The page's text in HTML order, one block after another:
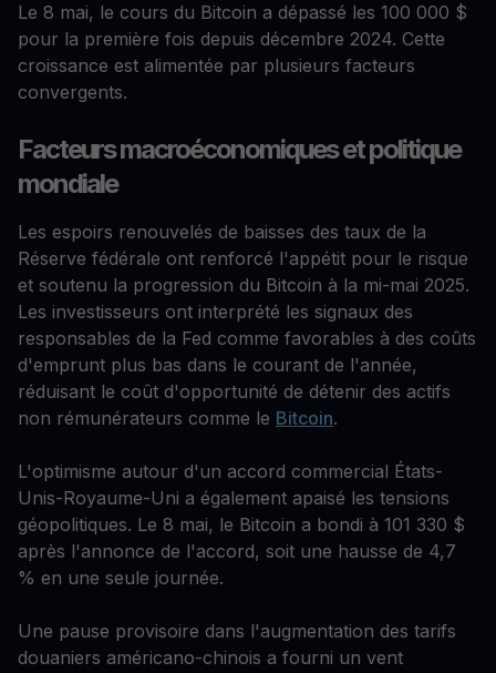
Le 8 mai, le cours du Bitcoin a dépassé les 100 000 $
pour la première fois depuis décembre 2024. Cette
croissance est alimentée par plusieurs facteurs
convergents.
Facteurs macroéconomiques et politique
mondiale
Les espoirs renouvelés de baisses des taux de la
Réserve fédérale ont renforcé l'appétit pour le risque
et soutenu la progression du Bitcoin à la mi-mai 2025.
Les investisseurs ont interprété les signaux des
responsables de la Fed comme favorables à des coûts
d'emprunt plus bas dans le courant de l'année,
réduisant le coût d'opportunité de détenir des actifs
non rémunérateurs comme le Bitcoin.
L'optimisme autour d'un accord commercial États-
Unis-Royaume-Uni a également apaisé les tensions
géopolitiques. Le 8 mai, le Bitcoin a bondi à 101 330 $
après l'annonce de l'accord, soit une hausse de 4,7
% en une seule journée.
Une pause provisoire dans l'augmentation des tarifs
douaniers américano-chinois a fourni un vent